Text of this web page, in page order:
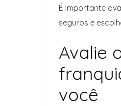
É importante
seguros e
Avalie
você